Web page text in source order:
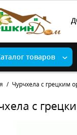
товаров
Чурчхела с грецким
с